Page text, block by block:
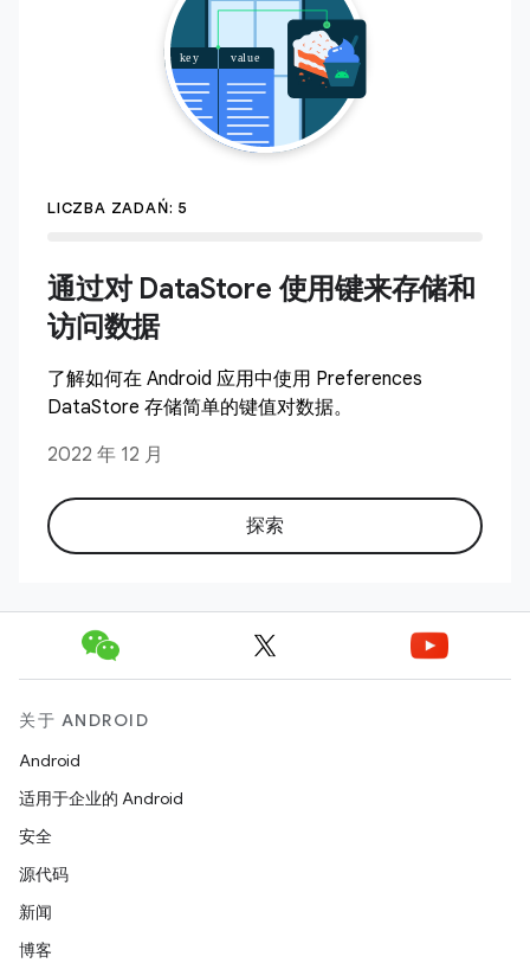
LICZBA ZADAŃ: 5
通过对 DataStore 使用键来存储和
访问数据
了解如何在 Android 应用中使用 Preferences
DataStore 存储简单的键值对数据。
2022 年 12 月
探索
关于 ANDROID
Android
适用于企业的 Android
安全
源代码
新闻
博客